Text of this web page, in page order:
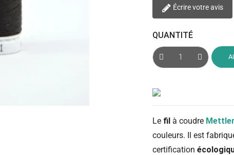
Écrire votre avis
QUANTITÉ
Le fil à coudre Mettler
couleurs. Il est
certification